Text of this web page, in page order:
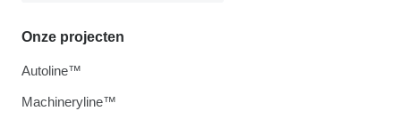
Onze projecten
Autoline™
Machineryline™